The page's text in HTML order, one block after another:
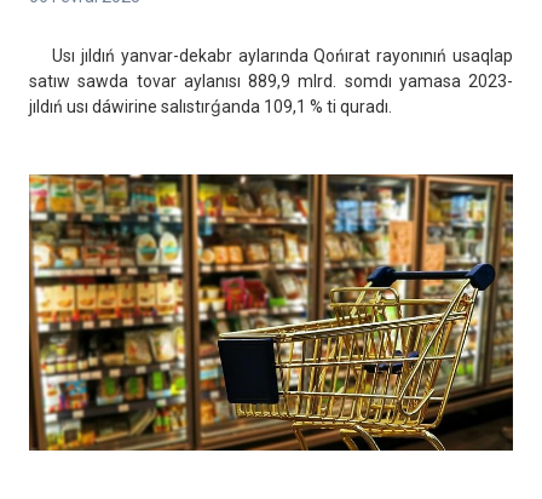
Usı jıldıń yanvar-dekabr aylarında Qońırat rayonınıń usaqlap
satıw sawda tovar aylanısı 889,9 mlrd. somdı yamasa 2023-
jıldıń usı dáwirine salıstırǵanda 109,1 % ti quradı.